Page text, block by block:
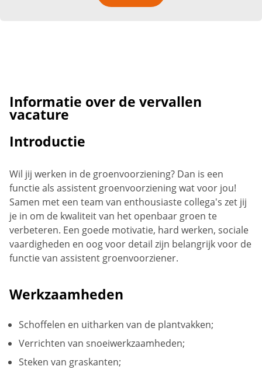
Informatie over de vervallen
vacature
Introductie
Wil jij werken in de groenvoorziening? Dan is een
functie als assistent groenvoorziening wat voor jou!
Samen met een team van enthousiaste collega's zet jij
je in om de kwaliteit van het openbaar groen te
verbeteren. Een goede motivatie, hard werken, sociale
vaardigheden en oog voor detail zijn belangrijk voor de
functie van assistent groenvoorziener.
Werkzaamheden
Schoffelen en uitharken van de plantvakken;
Verrichten van snoeiwerkzaamheden;
Steken van graskanten;